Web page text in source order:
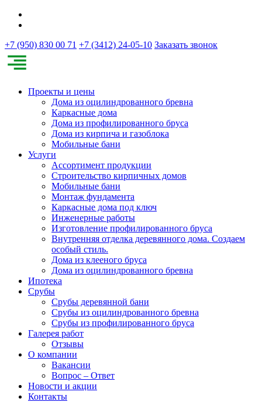
+7 (950) 830 00 71 +7 (3412) 24-05-10 Заказать звонок
Проекты и цены
Дома из оцилиндрованного бревна
Каркасные дома
Дома из профилированного бруса
Дома из кирпича и газоблока
Мобильные бани
Услуги
Ассортимент продукции
Строительство кирпичных домов
Мобильные бани
Монтаж фундамента
Каркасные дома под ключ
Инженерные работы
Изготовление профилированного бруса
Внутренняя отделка деревянного дома. Создаем
особый стиль.
Дома из клееного бруса
Дома из оцилиндрованного бревна
Ипотека
Срубы
Срубы деревянной бани
Срубы из оцилиндрованного бревна
Срубы из профилированного бруса
Галерея работ
Отзывы
О компании
Вакансии
Вопрос – Ответ
Новости и акции
Контакты